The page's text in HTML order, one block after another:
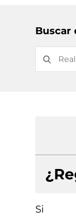
Buscar
Si